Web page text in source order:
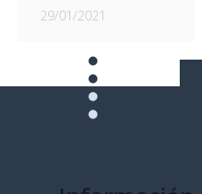
29/01/2021